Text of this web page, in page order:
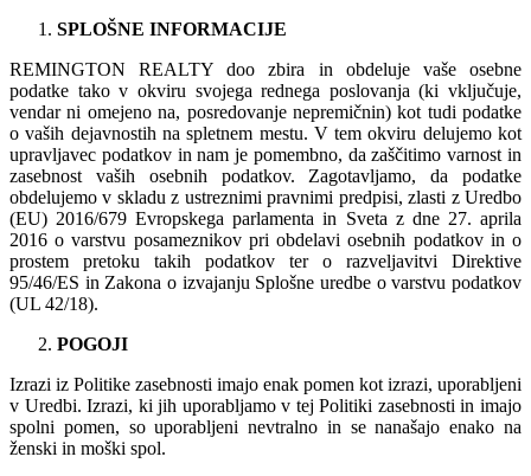
SPLOŠNE INFORMACIJE
REMINGTON REALTY doo zbira in obdeluje vaše osebne
podatke tako v okviru svojega rednega poslovanja (ki vključuje,
vendar ni omejeno na, posredovanje nepremičnin) kot tudi podatke
o vaših dejavnostih na spletnem mestu. V tem okviru delujemo kot
upravljavec podatkov in nam je pomembno, da zaščitimo varnost in
zasebnost vaših osebnih podatkov. Zagotavljamo, da podatke
obdelujemo v skladu z ustreznimi pravnimi predpisi, zlasti z Uredbo
(EU) 2016/679 Evropskega parlamenta in Sveta z dne 27. aprila
2016 o varstvu posameznikov pri obdelavi osebnih podatkov in o
prostem pretoku takih podatkov ter o razveljavitvi Direktive
95/46/ES in Zakona o izvajanju Splošne uredbe o varstvu podatkov
(UL 42/18).
POGOJI
Izrazi iz Politike zasebnosti imajo enak pomen kot izrazi, uporabljeni
v Uredbi. Izrazi, ki jih uporabljamo v tej Politiki zasebnosti in imajo
spolni pomen, so uporabljeni nevtralno in se nanašajo enako na
ženski in moški spol.